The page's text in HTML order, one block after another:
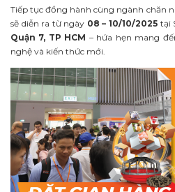
Tiếp tục đồng hành cùng ngành chăn
sẽ diễn ra từ ngày 08 – 10/10/2025 tại
Quận 7, TP HCM – hứa hẹn mang
nghệ và kiến thức mới.